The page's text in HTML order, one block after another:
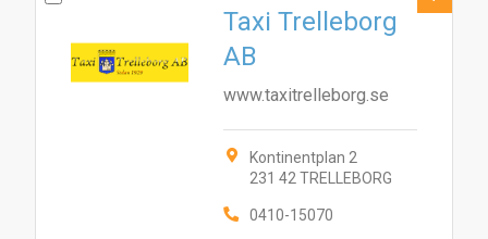
Taxi Trelleborg
AB
www.taxitrelleborg.se
Kontinentplan 2
231 42 TRELLEBORG
0410-15070